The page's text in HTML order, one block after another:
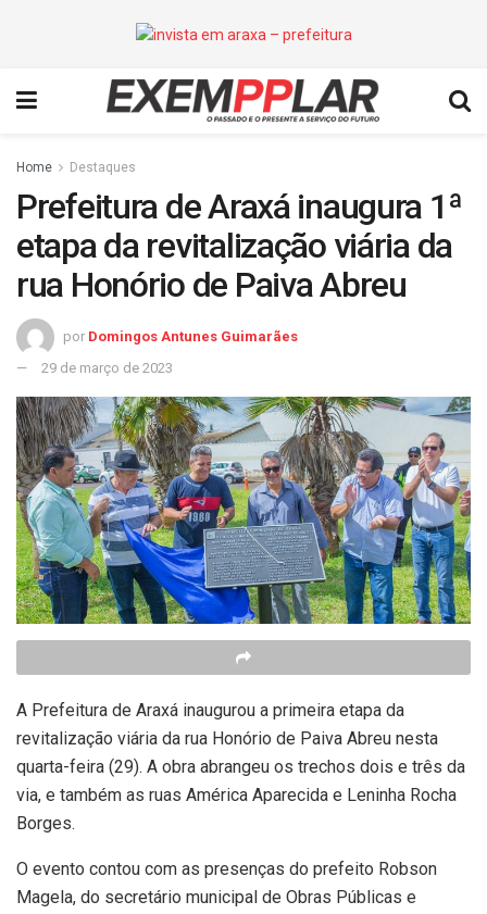
Home Destaques
Prefeitura de Araxá inaugura 1ª
etapa da revitalização viária da
rua Honório de Paiva Abreu
por Domingos Antunes Guimarães
29 de março de 2023
A Prefeitura de Araxá inaugurou a primeira etapa da
revitalização viária da rua Honório de Paiva Abreu nesta
quarta-feira (29). A obra abrangeu os trechos dois e três da
via, e também as ruas América Aparecida e Leninha Rocha
Borges.
O evento contou com as presenças do prefeito Robson
Magela, do secretário municipal de Obras Públicas e